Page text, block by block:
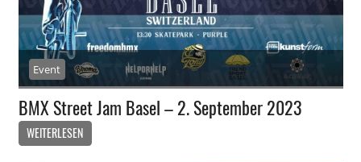
Event
BMX Street Jam Basel – 2. September 2023
WEITERLESEN